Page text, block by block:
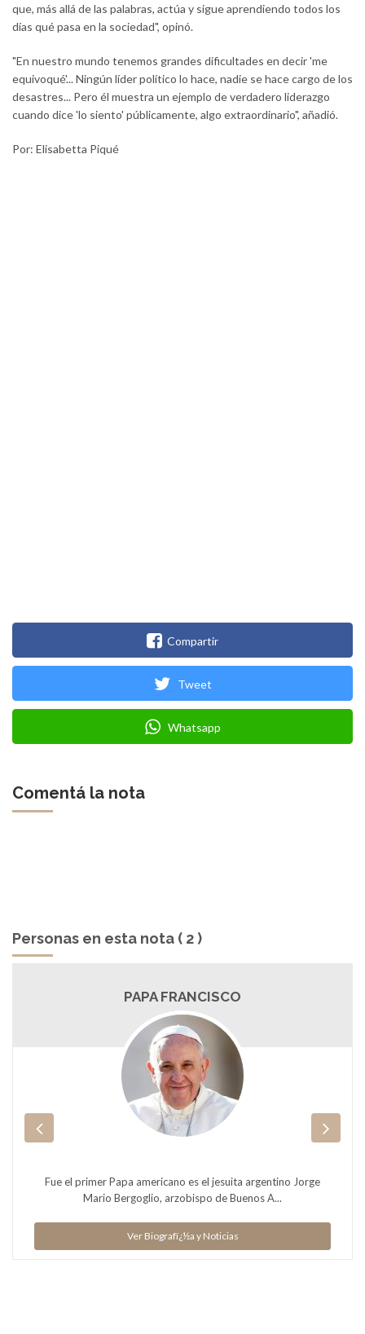
que, más allá de las palabras, actúa y sigue aprendiendo todos los
días qué pasa en la sociedad", opinó.
"En nuestro mundo tenemos grandes dificultades en decir 'me
equivoqué'... Ningún líder político lo hace, nadie se hace cargo de los
desastres... Pero él muestra un ejemplo de verdadero liderazgo
cuando dice 'lo siento' públicamente, algo extraordinario", añadió.
Por: Elisabetta Piqué
Compartir
Tweet
Whatsapp
Comentá la nota
Personas en esta nota ( 2 )
PAPA FRANCISCO
Fue el primer Papa americano es el jesuita argentino Jorge
Mario Bergoglio, arzobispo de Buenos A...
Ver Biografï¿½a y Noticias